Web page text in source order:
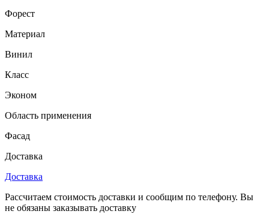
Форест
Материал
Винил
Класс
Эконом
Область применения
Фасад
Доставка
Доставка
Рассчитаем стоимость доставки и сообщим по телефону. Вы
не обязаны заказывать доставку